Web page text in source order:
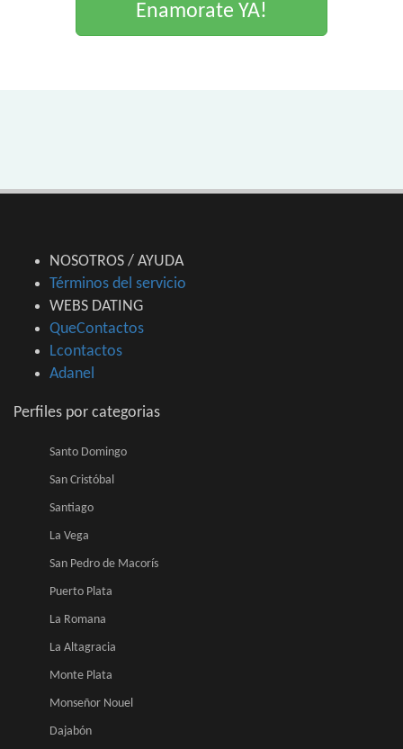
Enamorate YA!
NOSOTROS / AYUDA
Términos del servicio
WEBS DATING
QueContactos
Lcontactos
Adanel
Perfiles por categorias
Santo Domingo
San Cristóbal
Santiago
La Vega
San Pedro de Macorís
Puerto Plata
La Romana
La Altagracia
Monte Plata
Monseñor Nouel
Dajabón